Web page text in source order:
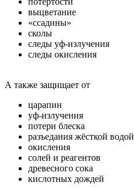
выцветание
«ссадины»
сколы
следы уф-излучения
следы окисления
А также защищает от
царапин
уф-излучения
потери блеска
разъедания жёсткой водой
окисления
солей и реагентов
древесного сока
кислотных дождей